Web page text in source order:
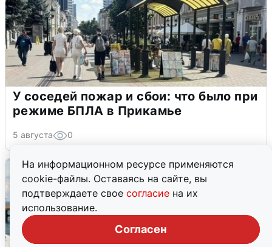
На информационном ресурсе применяются
cookie-файлы. Оставаясь на сайте, вы
подтверждаете свое согласие на их
использование.
Согласен
У соседей пожар и сбои: что было при
режиме БПЛА в Прикамье
5 августа 0